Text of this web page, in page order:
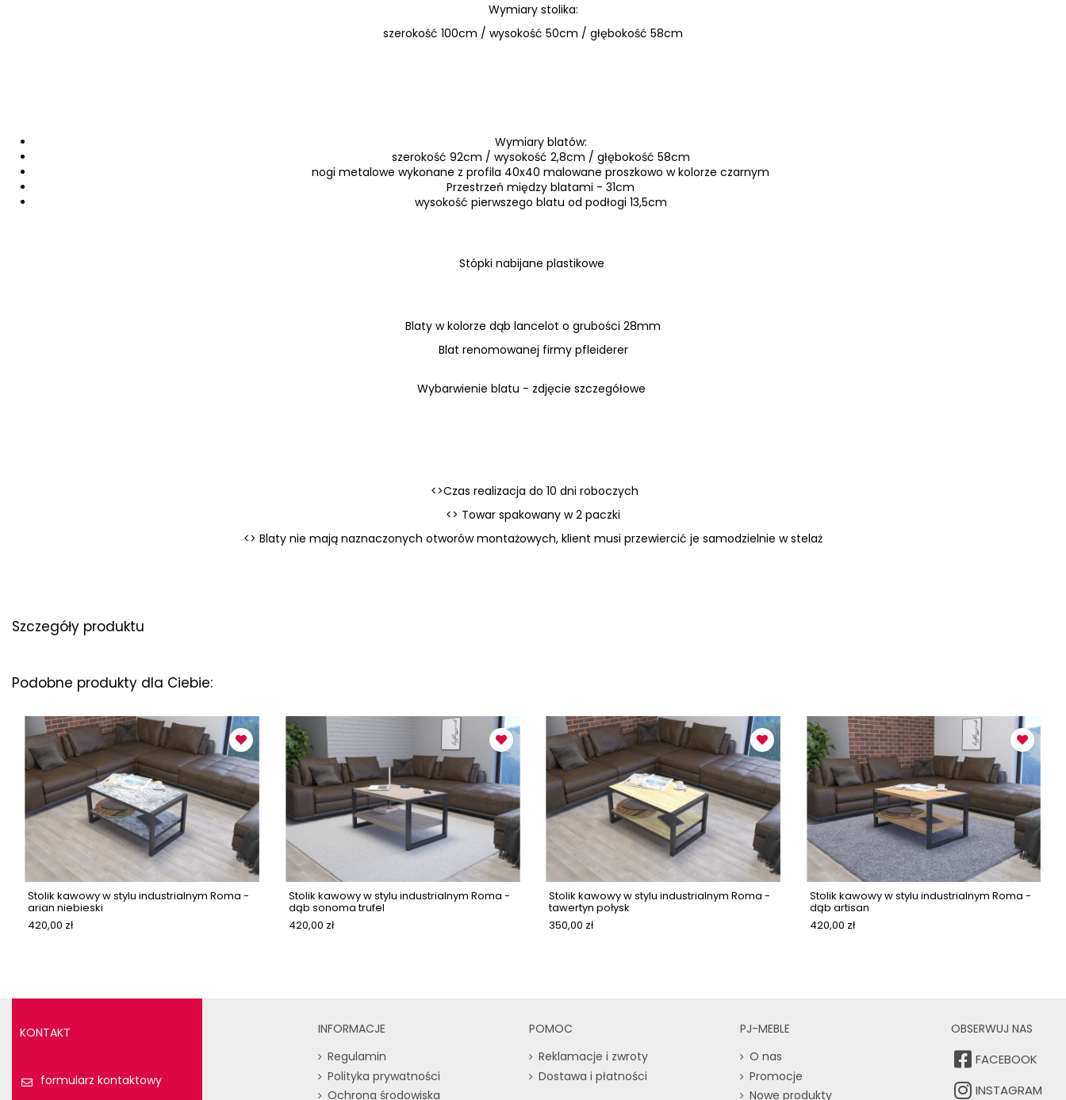
Wymiary stolika:
szerokość 100cm / wysokość 50cm / głębokość 58cm
Wymiary blatów:
szerokość 92cm / wysokość 2,8cm / głębokość 58cm
nogi metalowe wykonane z profila 40x40 malowane proszkowo w kolorze czarnym
Przestrzeń między blatami - 31cm
wysokość pierwszego blatu od podłogi 13,5cm
Stópki nabijane plastikowe
Blaty w kolorze dąb lancelot o grubości 28mm
Blat renomowanej firmy pfleiderer
Wybarwienie blatu - zdjęcie szczegółowe
<>Czas realizacja do 10 dni roboczych
<> Towar spakowany w 2 paczki
<> Blaty nie mają naznaczonych otworów montażowych, klient musi przewiercić je samodzielnie w stelaż
Szczegóły produktu
Stolik kawowy w stylu industrialnym Roma -
arian niebieski
420,00 zł
Stolik kawowy w stylu industrialnym Roma -
dąb sonoma trufel
420,00 zł
Stolik kawowy w stylu industrialnym Roma -
tawertyn połysk
350,00 zł
Stolik kawowy w stylu industrialnym Roma -
dąb artisan
420,00 zł
KONTAKT
formularz kontaktowy
INFORMACJE
Regulamin
Polityka prywatności
Ochrona środowiska
POMOC
Reklamacje i zwroty
Dostawa i płatności
PJ-MEBLE
O nas
Promocje
Nowe produkty
OBSERWUJ NAS
FACEBOOK
INSTAGRAM